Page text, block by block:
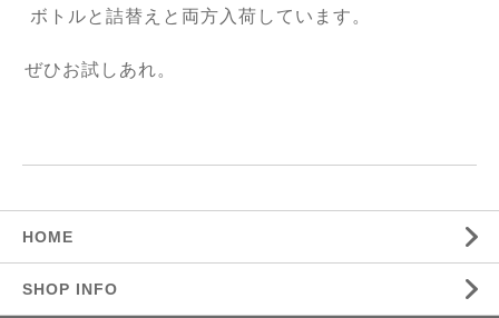
ボトルと詰替えと両方入荷しています。
ぜひお試しあれ。
HOME
SHOP INFO